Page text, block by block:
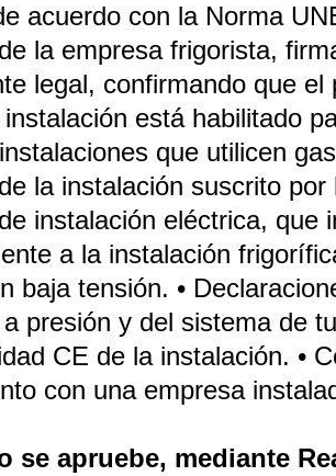
acuerdo con la Norma
la empresa frigorista,
legal, confirmando que el
está habilitado
que utilicen
la instalación suscrito por
instalación eléctrica, que
a la instalación
baja tensión. •
presión y del sistema de
CE de la instalación. •
con una empresa
se apruebe, mediante